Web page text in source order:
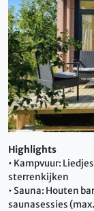
Highlights
• Kampvuur:
sterrenkijken
• Sauna: Houten
saunasessies